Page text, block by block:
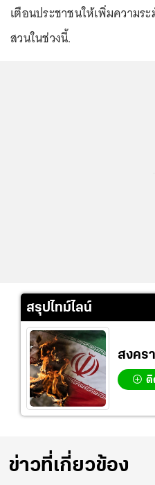
เตือนประชาชนให้เพิ่มความร
สวนในช่วงนี้.
สรุปไทม์ไลน์
สงคร
ติ
ข่าวที่เกี่ยวข้อง